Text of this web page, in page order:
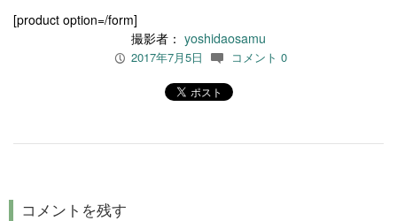
[product option=/form]
撮影者： yoshidaosamu
P 2017年7月5日 c コメント 0
コメントを残す